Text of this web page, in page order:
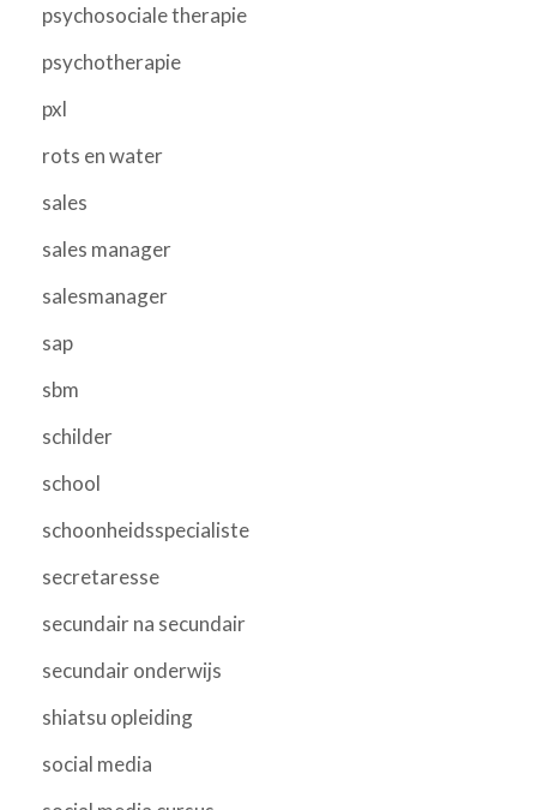
psychosociale therapie
psychotherapie
pxl
rots en water
sales
sales manager
salesmanager
sap
sbm
schilder
school
schoonheidsspecialiste
secretaresse
secundair na secundair
secundair onderwijs
shiatsu opleiding
social media